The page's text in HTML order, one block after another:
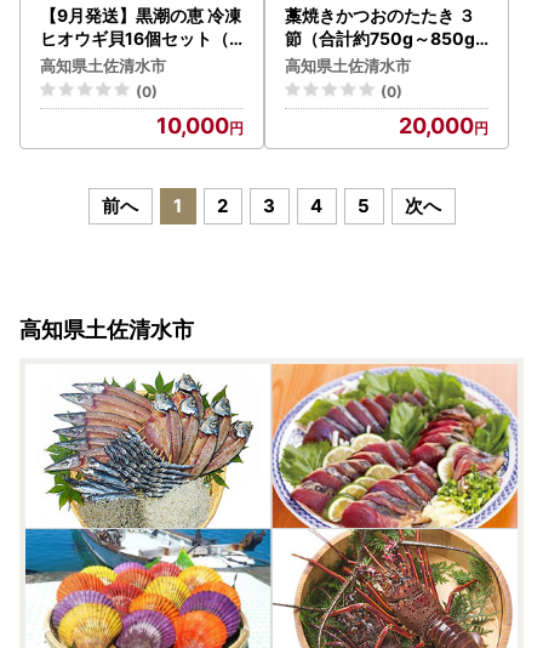
【9月発送】黒潮の恵 冷凍
ヒオウギ貝16個セット（
ホタテの仲間）アウトドア
キャンプ バーベキュー 魚
貝 殻付 貝柱 酒蒸し 真空パ
ック【R00803】
高知県土佐清水市
(0)
10,000
藁焼きかつおのたたき ３
節（合計約750g～850g
）ポン酢1本付セット 【R
01413】
高知県土佐清水市
(0)
20,000
前へ 1 2 3 4 5 次へ
高知県土佐清水市